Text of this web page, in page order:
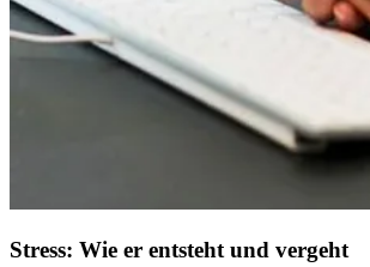
Stress: Wie er entsteht und vergeht